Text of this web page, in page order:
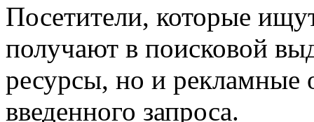
Посетители, которые
получают в поисковой
ресурсы, но и рекламные
введенного запроса.